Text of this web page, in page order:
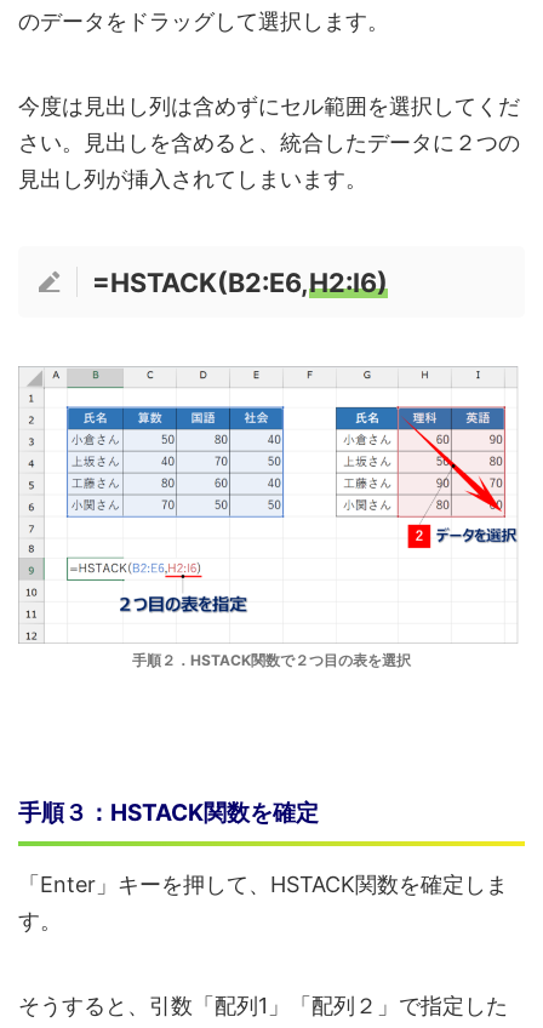
のデータをドラッグして選択します。
今度は見出し列は含めずにセル範囲を選択してくだ
さい。見出しを含めると、統合したデータに２つの
見出し列が挿入されてしまいます。
=HSTACK(B2:E6,H2:I6)
手順２．HSTACK関数で２つ目の表を選択
手順３：HSTACK関数を確定
「Enter」キーを押して、HSTACK関数を確定しま
す。
そうすると、引数「配列1」「配列２」で指定した